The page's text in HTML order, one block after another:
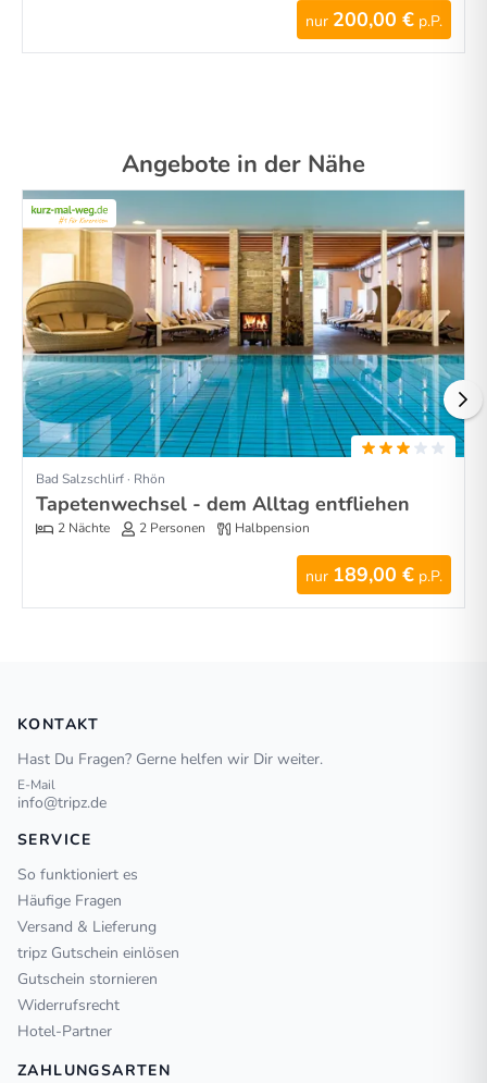
nur 200,00 € p.P.
Angebote in der Nähe
Bad Salzschlirf · Rhön
Tapetenwechsel - dem Alltag entfliehen
2 Nächte 2 Personen Halbpension
nur 189,00 € p.P.
KONTAKT
Hast Du Fragen? Gerne helfen wir Dir weiter.
E-Mail
info@tripz.de
SERVICE
So funktioniert es
Häufige Fragen
Versand & Lieferung
tripz Gutschein einlösen
Gutschein stornieren
Widerrufsrecht
Hotel-Partner
ZAHLUNGSARTEN